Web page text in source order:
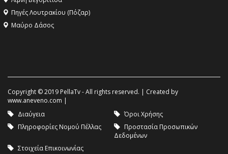
Πηγές Λουτρακίου (Πόζαρ)
Μαύρο Δάσος
Copyright © 2019 PellaTv - All rights reserved. | Created by
www.aneveno.com |
Διαύγεια
Όροι Χρήσης
Πληροφορίες Νομού Πέλλας
Προστασία Προσωπικών
Δεδομένων
Στοιχεία Επικοινωνίας